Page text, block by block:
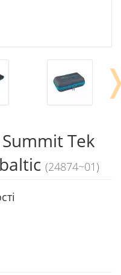
Tek
(24874~01)